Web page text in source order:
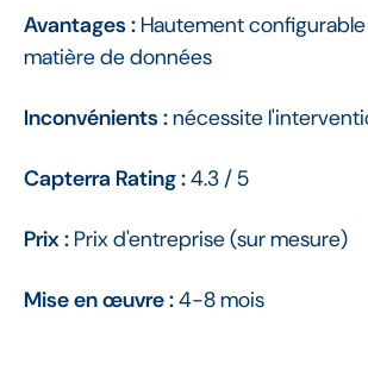
Avantages : Hautement
matière de données
Inconvénients :nécessite
Capterra Rating :4.3 / 5
Prix : Prix d'entreprise (sur mesure)
Mise en œuvre :4-8 mois